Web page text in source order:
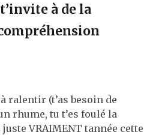
à de la
ralentir (t’as besoin de
rhume, tu t’es foulé la
VRAIMENT tannée cette